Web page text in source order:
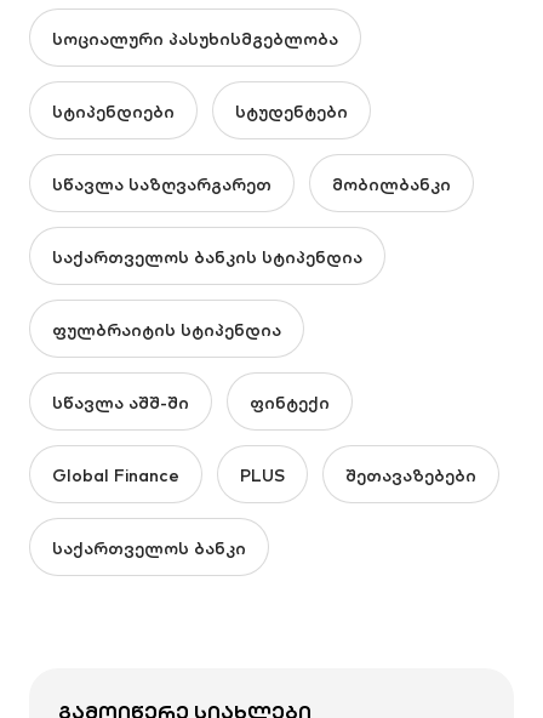
სოციალური პასუხისმგებლობა
სტიპენდიები სტუდენტები
სწავლა საზღვარგარეთ მობილბანკი
საქართველოს ბანკის სტიპენდია
ფულბრაიტის სტიპენდია
სწავლა აშშ-ში ფინტექი
Global Finance PLUS შეთავაზებები
საქართველოს ბანკი
ᲒᲐᲛᲝᲘᲬᲔᲠᲔ ᲡᲘᲐᲮᲚᲔᲑᲘ